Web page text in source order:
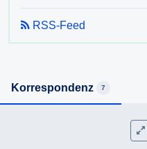
RSS-Feed
Korrespondenz 7